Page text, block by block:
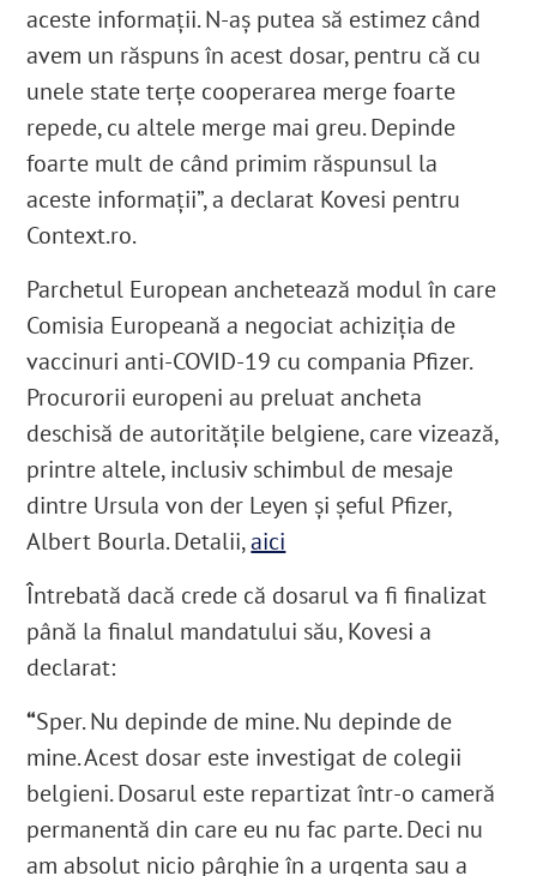
aceste informații. N-aș putea să estimez când
avem un răspuns în acest dosar, pentru că cu
unele state terțe cooperarea merge foarte
repede, cu altele merge mai greu. Depinde
foarte mult de când primim răspunsul la
aceste informații”, a declarat Kovesi pentru
Context.ro.
Parchetul European anchetează modul în care
Comisia Europeană a negociat achiziția de
vaccinuri anti-COVID-19 cu compania Pfizer.
Procurorii europeni au preluat ancheta
deschisă de autoritățile belgiene, care vizează,
printre altele, inclusiv schimbul de mesaje
dintre Ursula von der Leyen și șeful Pfizer,
Albert Bourla. Detalii,aici
Întrebată dacă crede că dosarul va fi finalizat
până la finalul mandatului său, Kovesi a
declarat:
“Sper. Nu depinde de mine. Nu depinde de
mine. Acest dosar este investigat de colegii
belgieni. Dosarul este repartizat într-o cameră
permanentă din care eu nu fac parte. Deci nu
am absolut nicio pârghie în a urgenta sau a